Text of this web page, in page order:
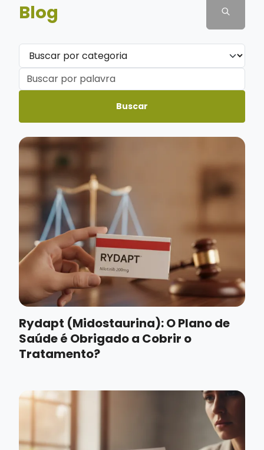
Blog
Buscar
Rydapt (Midostaurina): O Plano de
Saúde é Obrigado a Cobrir o
Tratamento?